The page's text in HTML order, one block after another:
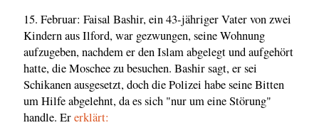
15. Februar: Faisal Bashir, ein 43-jähriger Vater von zwei
Kindern aus Ilford, war gezwungen, seine Wohnung
aufzugeben, nachdem er den Islam abgelegt und aufgehört
hatte, die Moschee zu besuchen. Bashir sagt, er sei
Schikanen ausgesetzt, doch die Polizei habe seine Bitten
um Hilfe abgelehnt, da es sich "nur um eine Störung"
handle. Ererklärt: